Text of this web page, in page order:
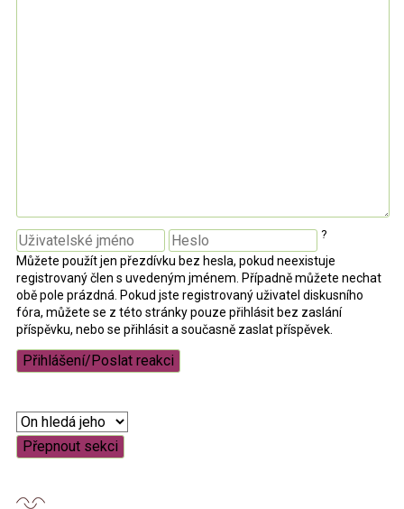
?
Můžete použít jen přezdívku bez hesla, pokud neexistuje
registrovaný člen s uvedeným jménem. Případně můžete nechat
obě pole prázdná. Pokud jste registrovaný uživatel diskusního
fóra, můžete se z této stránky pouze přihlásit bez zaslání
příspěvku, nebo se přihlásit a současně zaslat příspěvek.